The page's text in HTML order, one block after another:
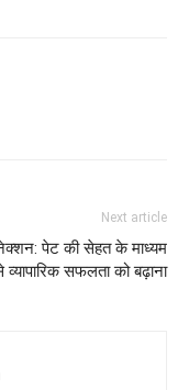
Next article
पेट की सेहत के माध्यम
व्यापारिक सफलता को बढ़ाना